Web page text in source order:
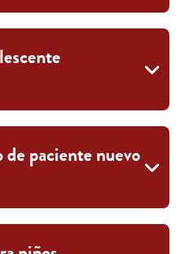
paciente nuevo